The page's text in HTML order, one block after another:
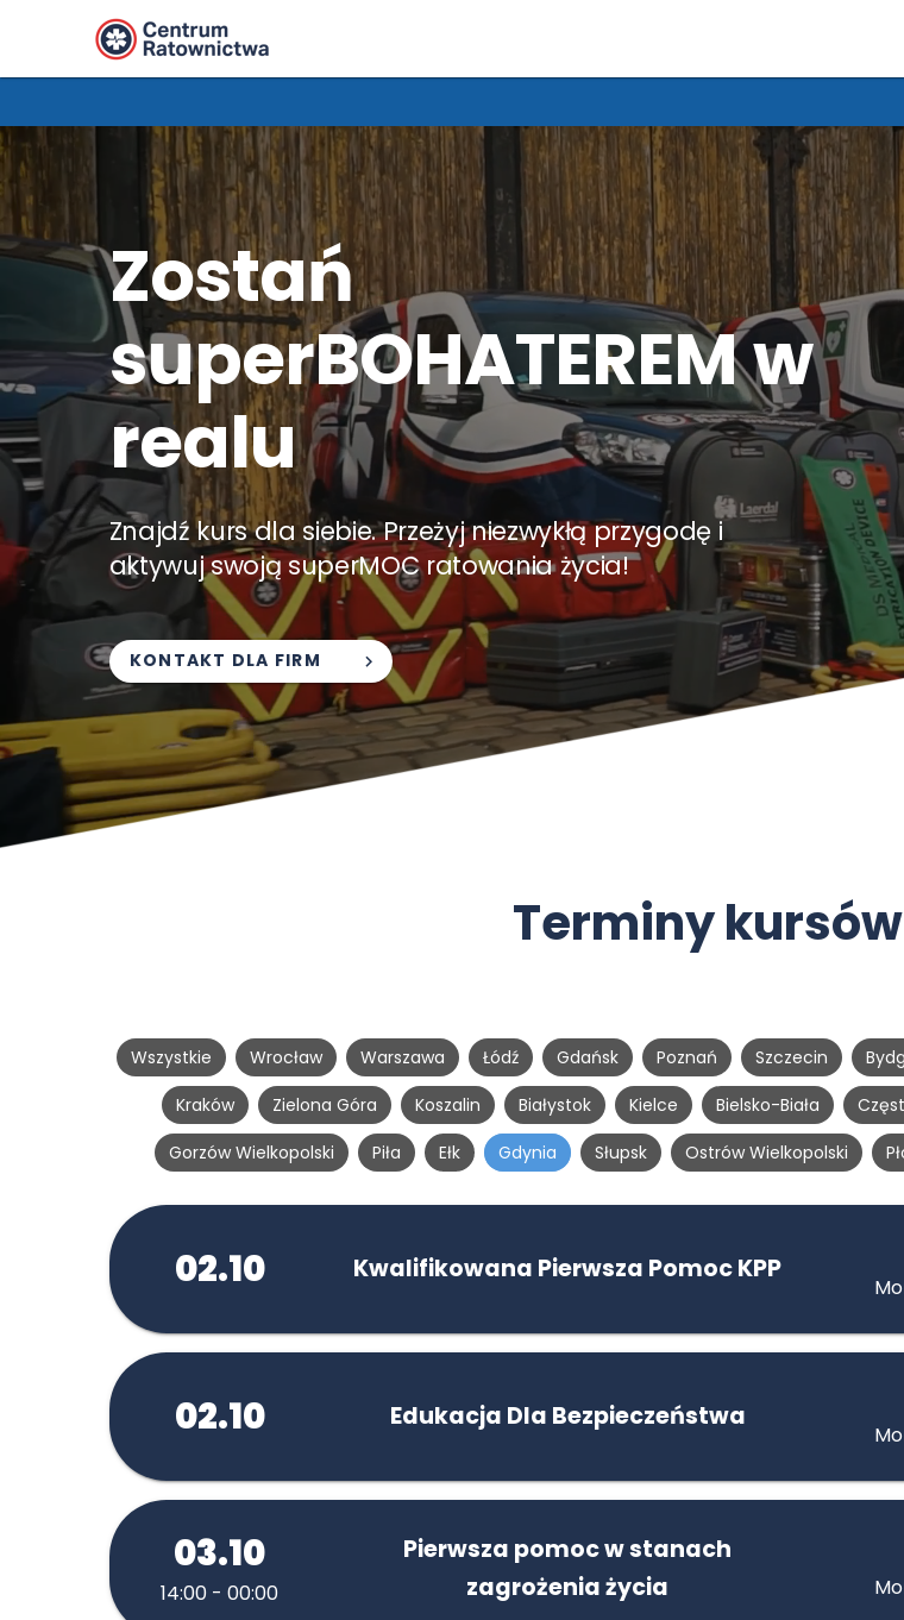
Zostań
superBOHATEREM w
realu
Znajdź kurs dla siebie. Przeżyj niezwykłą przygodę i
aktywuj swoją superMOC ratowania życia!
KONTAKT DLA FIRM
Terminy
Wszystkie Wrocław Warszawa Łódź Gdańsk Poznań Szczecin
Kraków
Zielona Góra Koszalin Białystok Kielce Bielsko-Biała
Gorzów Wielkopolski
Piła Ełk Gdynia Słupsk Ostrów Wielkopolski
02.10 Kwalifikowana Pierwsza Pomoc KPP
02.10 Edukacja Dla Bezpieczeństwa
03.10
14:00 - 00:00
Pierwsza pomoc w stanach
zagrożenia życia